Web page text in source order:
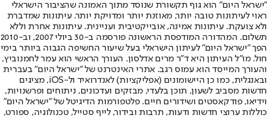
"ישראל היום" הוא גוף תקשורת שנוסד מתוך האמונה שהציבור הישראלי
ראוי לעיתונות טובה יותר, מאוזנת יותר ומדויקת יותר. עיתונות שמדברת
ולא צועקת. עיתונות אמינה, אובייקטיבית ועניינית. עיתונות אחרת וללא
תשלום. המהדורה המודפסת הראשונה פורסמה ב-30 ביולי 2007, וב-2010
הפך "ישראל היום" לעיתון הישראלי בעל שיעור החשיפה הגבוה ביותר בימי
חול. מו"ל העיתון היא ד"ר מרים אדלסון. העורך הראשי הוא עמר לחמנוביץ,
והעורך המייסד הוא עמוס רגב. אתרי האינטרנט של "ישראל היום" בעברית
ובאנגלית, כמו כן היישומונים (אפליקציות) לאנדרואיד ול-iOS, מציגים
חדשות מסביב לשעון, תוכן בלעדי, מבזקים ועדכונים, ניתוחים ופרשנויות,
וידיאו, פודקאסטים ושידורים חיים. פלטפורמות הדיגיטל של "ישראל היום"
כוללות ערוצי חדשות ודעות, תרבות ובידור, לייף סטייל, טכנולוגיה, ספורט,